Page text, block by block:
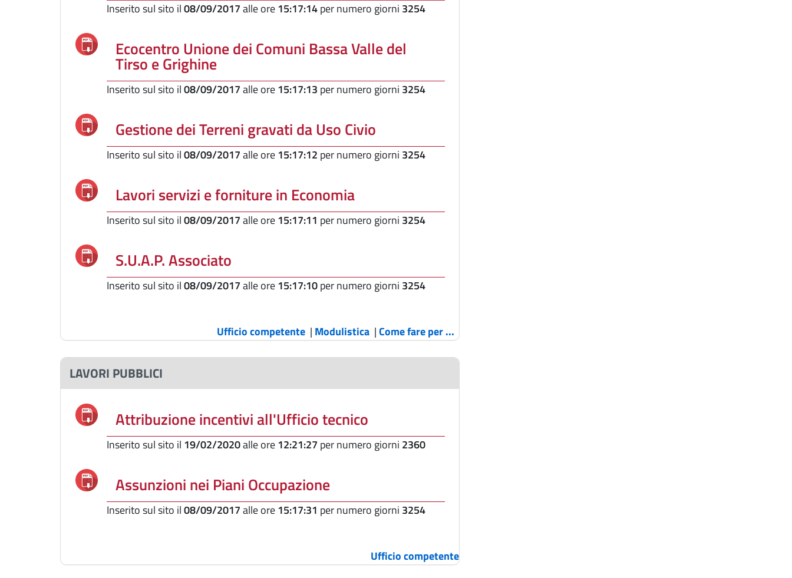
Inserito sul sito il08/09/2017alle ore15:17:14per numero giorni 3254
Ecocentro Unione dei Comuni Bassa Valle del
Tirso e Grighine
Inserito sul sito il08/09/2017alle ore15:17:13 per numero giorni 3254
Gestione dei Terreni gravati da Uso Civio
Inserito sul sito il08/09/2017alle ore15:17:12 per numero giorni 3254
Lavori servizi e forniture in Economia
Inserito sul sito il08/09/2017alle ore15:17:11 per numero giorni 3254
S.U.A.P. Associato
Inserito sul sito il08/09/2017alle ore15:17:10per numero giorni 3254
Ufficio competente | Modulistica |Come fare per ...
LAVORI PUBBLICI
Attribuzione incentivi all'Ufficio tecnico
Inserito sul sito il 19/02/2020alle ore12:21:27 per numero giorni 2360
Assunzioni nei Piani Occupazione
Inserito sul sito il08/09/2017alle ore15:17:31 per numero giorni 3254
Ufficio competente